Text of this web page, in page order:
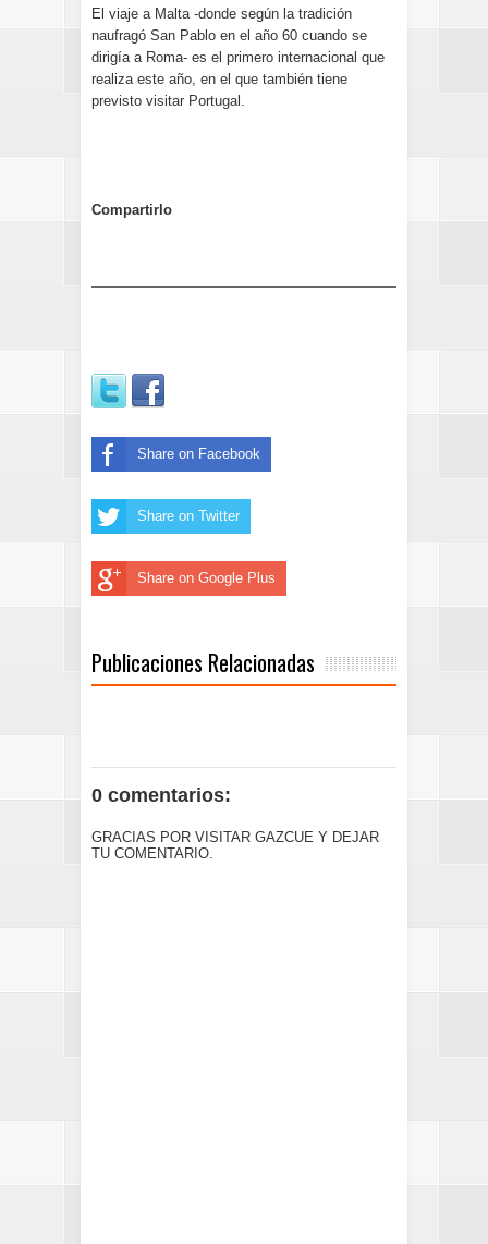
El viaje a Malta -donde según la tradición
naufragó San Pablo en el año 60 cuando se
dirigía a Roma- es el primero internacional que
realiza este año, en el que también tiene
previsto visitar Portugal.
Compartirlo
Share on Facebook
Share on Twitter
Share on Google Plus
Publicaciones Relacionadas
0 comentarios:
GRACIAS POR VISITAR GAZCUE Y DEJAR
TU COMENTARIO.